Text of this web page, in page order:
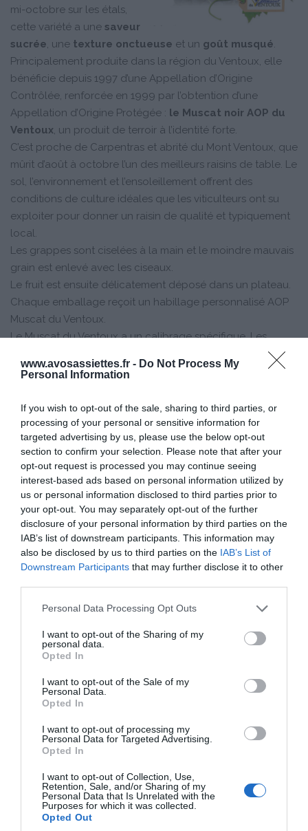
www.avosassiettes.fr - Do Not Process My
Personal Information
If you wish to opt-out of the sale, sharing to third parties, or
processing of your personal or sensitive information for
targeted advertising by us, please use the below opt-out
section to confirm your selection. Please note that after your
opt-out request is processed you may continue seeing
interest-based ads based on personal information utilized by
us or personal information disclosed to third parties prior to
your opt-out. You may separately opt-out of the further
disclosure of your personal information by third parties on the
IAB’s list of downstream participants. This information may
also be disclosed by us to third parties on the IAB’s List of
Downstream Participants that may further disclose it to other
Please note that this website/app uses one or more Google
not limited to your visit or usage behaviour. You may click to
grant or deny consent to Google and its third-party tags to
use your data for below specified purposes in below Google
consent section.
Personal Data Processing Opt Outs
I want to opt-out of the Sharing of my
personal data.
Opted In
I want to opt-out of the Sale of my
Personal Data.
Opted In
I want to opt-out of processing my
Personal Data for Targeted Advertising.
Opted In
I want to opt-out of Collection, Use,
Retention, Sale, and/or Sharing of my
Personal Data that Is Unrelated with the
Purposes for which it was collected.
Opted Out
mi-octobre sur les étals,
cette variété a une saveur
sucrée, une texture onctueuse et un goût musqué.
Principalement produite dans la région du Ventoux, elle
bénéficie depuis 1997 d’une Appellation d’Origine
Contrôlée, renforcée en 1999 par l’obtention d’une
Appellation d’Origine Protégée : le Muscat noir AOP du
Ventoux, un produit de terroir à l’identité forte.
C’est proche de Carpentras et abrité du Mont Ventoux, que
mûrit d’août à octobre l’un des meilleurs raisins de table. Le
sol, l’environnement et l’ensoleillement offrent des
conditions de culture idéales que les viticulteurs ont su
exploiter pour donner un raisin de qualité et typiquement
local.
Les grappes sont ciselées à la main et le moindre mauvais
grain est enlevé avec les ciseaux.
Le fruit est ensuite délicatement déposé dans un plateau.
Chaque emballage reçoit un habillage personnalisé AOP
Muscat du Ventoux.
Le Muscat du Ventoux a un calibrage spécifique. Les
grappes sont souples, belles et la teneur en sucre est de
18 g minimum pour 100 g. Les grains sont réguliers,
blanchâtre naturel sur le fruit), leur couleur uniformément
bleutée.
l’AOP Raisin de table
L’objectif de l’AOP est de piloter pour le
compte de ses membres des stratégies
d’adaptation de l’offre et de la
demande pendant les campagnes de
commercialisation et sur le long terme pour la cerise de
table. Elle met donc en place et pilote des mesures de
pour la politique nationale du produit concernant la
réglementation communautaire et internationale.
La mission de l’AOP Raisin de table est de renforcer la
position des producteurs. L’AOP représente collectivement
les organisations de producteurs auprès des instances
publiques et professionnelles et en fait donc un
de soutenir les producteurs, à s’adapter aux nouvelles
contraintes du marché, d’améliorer la qualité des produits
regroupement.